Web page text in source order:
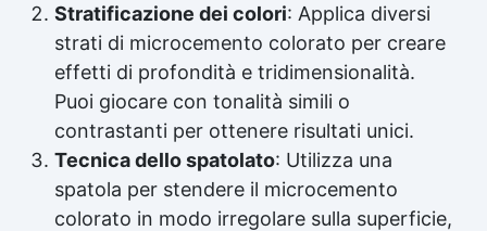
Stratificazione dei colori: Applica diversi
strati di microcemento colorato per creare
effetti di profondità e tridimensionalità.
Puoi giocare con tonalità simili o
contrastanti per ottenere risultati unici.
Tecnica dello spatolato: Utilizza una
spatola per stendere il microcemento
colorato in modo irregolare sulla superficie,